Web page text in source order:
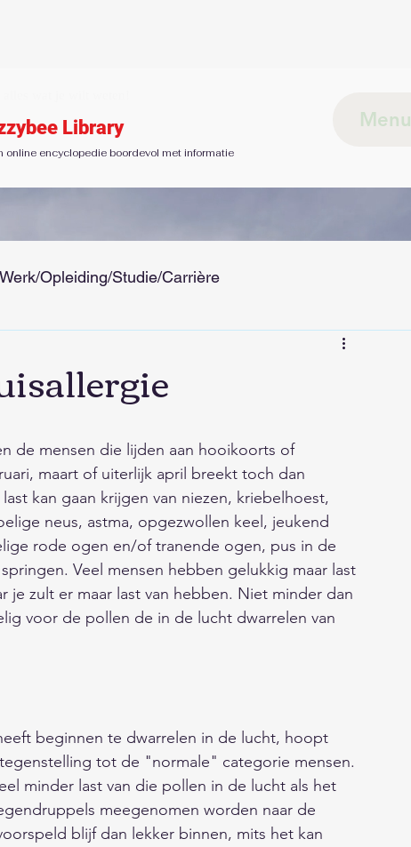
Library
online encyclopedie boordevol met informatie
Menu
Werk/Opleiding/Studie/Carrière
Uiterlijk/Mode Menselijk lichaam/Biologie
Media Actualiteiten/Nieuwsarchief
Winkels/Bedrijven/Sites/Overheid
Cultuur/Uitgaan
Milieu/Klimaat/Ruimte
de mensen die lijden aan hooikoorts of
maart of uiterlijk april breekt toch dan
kan gaan krijgen van niezen, kriebelhoest,
neus, astma, opgezwollen keel, jeukend
rode ogen en/of tranende ogen, pus in de
Veel mensen hebben gelukkig maar last
je zult er maar last van hebben. Niet minder dan
voor de pollen de in de lucht dwarrelen van
beginnen te dwarrelen in de lucht, hoopt
tot de "normale" categorie mensen.
minder last van die pollen in de lucht als het
meegenomen worden naar de
blijf dan lekker binnen, mits het kan